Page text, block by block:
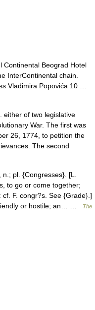
Beograd Hotel
InterContinental chain.
Vladimira Popovića 10 …
either of two legislative
War. The first was
26, 1774, to petition the
The second
pl. {Congresses}. [L.
to go or come together;
F. congr?s. See {Grade}.]
or hostile; an… …
The